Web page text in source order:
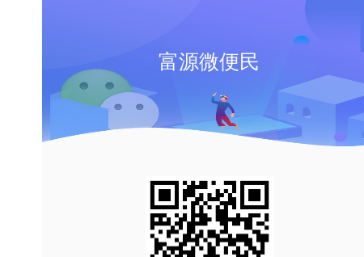
富源微便民